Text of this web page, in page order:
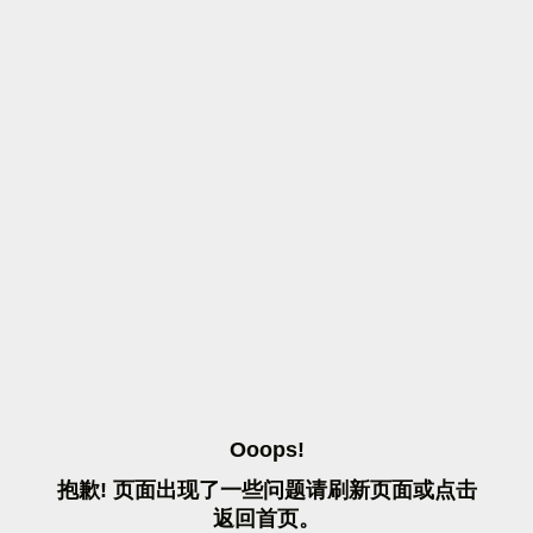
OOOPS!
抱歉! 页面出现了一些问题请刷 新页面或点击
返 回首页。